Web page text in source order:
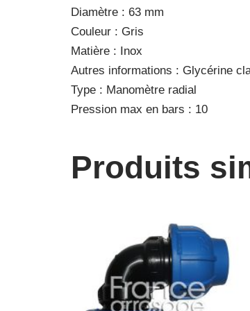
Diamètre : 63 mm
Couleur : Gris
Matière : Inox
Autres informations : Glycérine
Type : Manomètre radial
Pression max en bars : 10
Produits